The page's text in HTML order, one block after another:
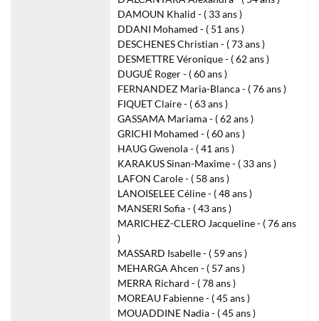
DAMOUN Khalid - ( 33 ans )
DDANI Mohamed - ( 51 ans )
DESCHENES Christian - ( 73 ans )
DESMETTRE Véronique - ( 62 ans )
DUGUÉ Roger - ( 60 ans )
FERNANDEZ Maria-Blanca - ( 76 ans )
FIQUET Claire - ( 63 ans )
GASSAMA Mariama - ( 62 ans )
GRICHI Mohamed - ( 60 ans )
HAUG Gwenola - ( 41 ans )
KARAKUS Sinan-Maxime - ( 33 ans )
LAFON Carole - ( 58 ans )
LANOISELEE Céline - ( 48 ans )
MANSERI Sofia - ( 43 ans )
MARICHEZ-CLERO Jacqueline - ( 76 ans
)
MASSARD Isabelle - ( 59 ans )
MEHARGA Ahcen - ( 57 ans )
MERRA Richard - ( 78 ans )
MOREAU Fabienne - ( 45 ans )
MOUADDINE Nadia - ( 45 ans )